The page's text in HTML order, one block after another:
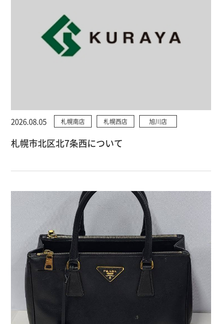
2026.08.05 札幌南店 札幌西店 旭川店
札幌市北区北7条西について